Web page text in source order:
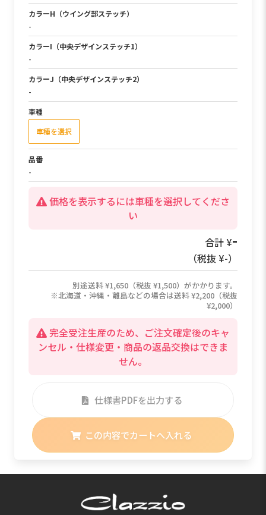
カラーH（ウイング部ステッチ）
-
カラーI（中央デザインステッチ1）
-
カラーJ（中央デザインステッチ2）
-
車種
車種を選択
品番
-
価格を表示するには車種を選択してくださ
い
49,500
（税抜 ¥45,000）
別途送料 ¥1,650（税抜 ¥1,500）がかかります。
※北海道・沖縄・離島などの場合は送料 ¥2,200（税抜
¥2,000）
完全受注生産のため、ご注文確定後のキャ
ンセル・仕様変更・商品の返品交換はできま
せん。
仕様書PDFを出力する
この内容でカートへ入れる